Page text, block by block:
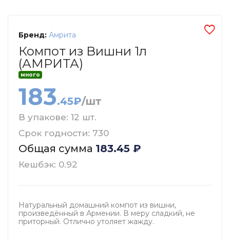
Бренд: Амрита
Компот из Вишни 1л
(АМРИТА)
много
183.45₽/шт
В упакове: 12 шт.
Срок годности: 730
Общая сумма 183.45 ₽
Кешбэк: 0.92
Натуральный домашний компот из вишни,
произведённый в Армении. В меру сладкий, не
приторный. Отлично утоляет жажду.